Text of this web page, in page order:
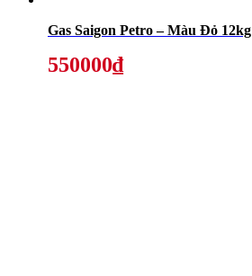
Gas Saigon Petro – Màu Đỏ 12kg
550000₫